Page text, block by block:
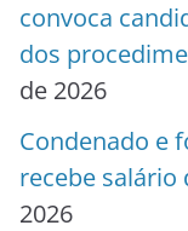
convoca
dos
de 2026
Condenado e
recebe salário
2026